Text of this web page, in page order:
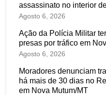
assassinato no interior
Agosto 6, 2026
Ação da Polícia Militar
presas por tráfico em
Agosto 6, 2026
Moradores denunciam
há mais de 30 dias no
em Nova Mutum/MT